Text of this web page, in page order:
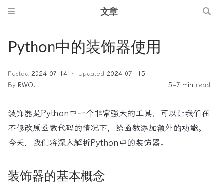
文章
Python中的装饰器使用
Posted 2024-07-14 Updated 2024-07- 15
By RWO. 5~7 min read
装饰器是Python中一个非常强大的工具，可以让我们在
不修改原函数代码的情况下，给函数添加额外的功能。
今天，我们将深入解析Python中的装饰器。
装饰器的基本概念